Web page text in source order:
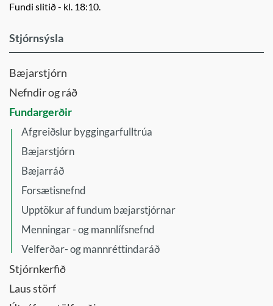
Fundi slitið - kl. 18:10.
Stjórnsýsla
Bæjarstjórn
Nefndir og ráð
Fundargerðir
Afgreiðslur byggingarfulltrúa
Bæjarstjórn
Bæjarráð
Forsætisnefnd
Upptökur af fundum bæjarstjórnar
Menningar - og mannlífsnefnd
Velferðar- og mannréttindaráð
Stjórnkerfið
Laus störf